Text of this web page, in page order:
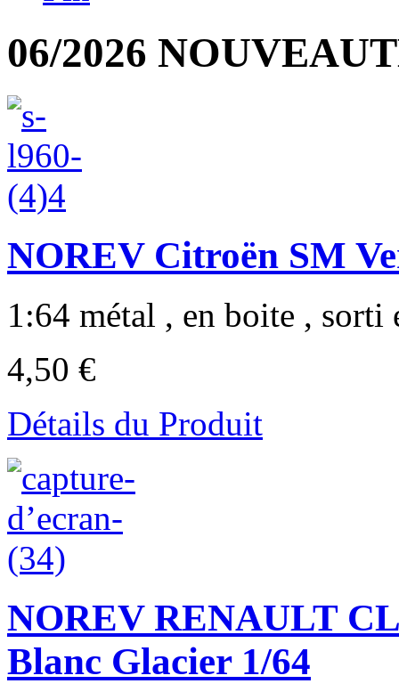
06/2026
NOREV Citroën SM
1:64 métal , en boite , sorti
4,50 €
Détails du Produit
NOREV RENAULT
Blanc Glacier 1/64